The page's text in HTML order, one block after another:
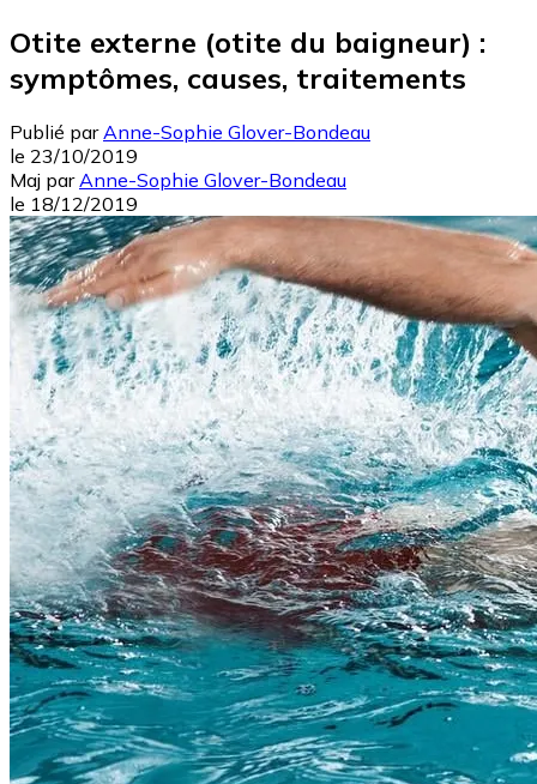
Otite externe (otite du baigneur) :
symptômes, causes, traitements
Publié par Anne-Sophie Glover-Bondeau
le 23/10/2019
Maj par Anne-Sophie Glover-Bondeau
le 18/12/2019